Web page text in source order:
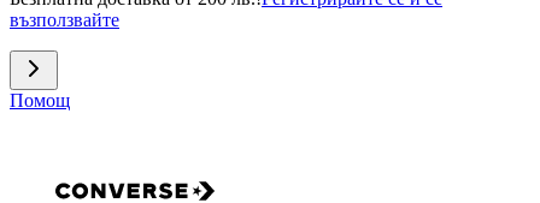
възползвайте
Помощ